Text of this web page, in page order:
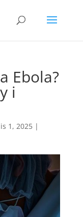
Ebola?
i
1, 2025|